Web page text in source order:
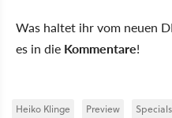
Was haltet ihr vom neuen
es in die Kommentare!
Heiko Klinge Preview Specials